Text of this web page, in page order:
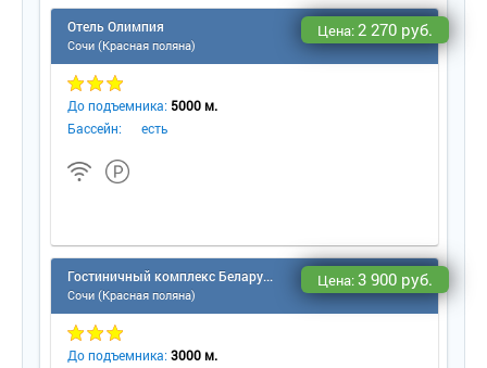
Отель Олимпия
Сочи (Красная поляна)
Цена:2 270 руб.
До подъемника: 5000 м.
Бассейн:
есть
Гостиничный комплекс Беларусь
Сочи (Красная поляна)
Цена:3 900 руб.
До подъемника: 3000 м.